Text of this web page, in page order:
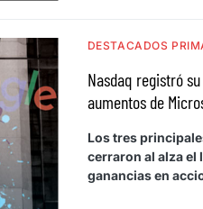
DESTACADOS
Nasdaq registró
aumentos de
Los tres
cerraron al alza el
ganancias en